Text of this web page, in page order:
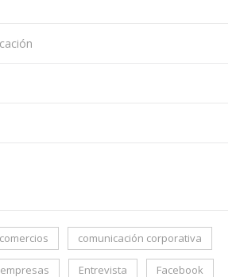
comercios comunicación corporativa
empresas Entrevista Facebook